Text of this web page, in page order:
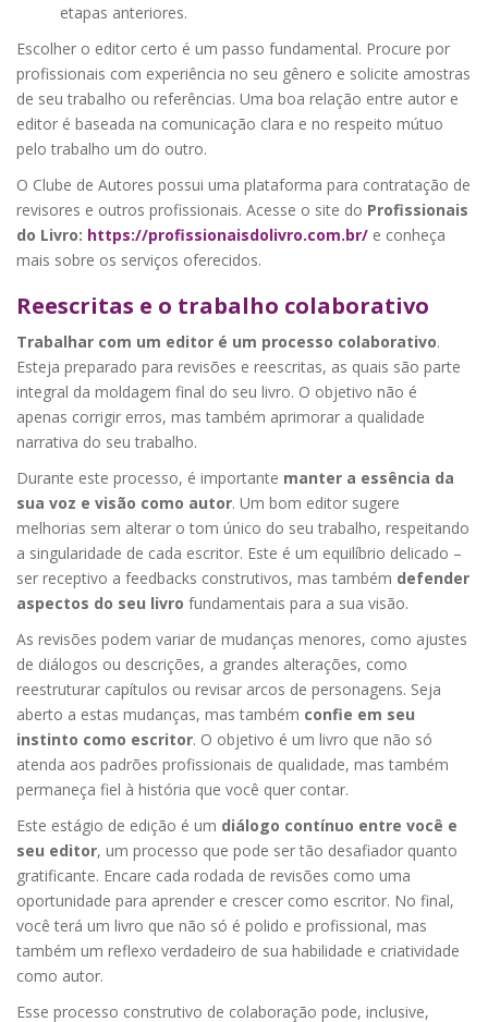
etapas anteriores.
Escolher o editor certo é um passo fundamental. Procure por
profissionais com experiência no seu gênero e solicite amostras
de seu trabalho ou referências. Uma boa relação entre autor e
editor é baseada na comunicação clara e no respeito mútuo
pelo trabalho um do outro.
O Clube de Autores possui uma plataforma para contratação de
revisores e outros profissionais. Acesse o site do Profissionais
do Livro: https://profissionaisdolivro.com.br/ e conheça
mais sobre os serviços oferecidos.
Reescritas e o trabalho colaborativo
Trabalhar com um editor é um processo colaborativo.
Esteja preparado para revisões e reescritas, as quais são parte
integral da moldagem final do seu livro. O objetivo não é
apenas corrigir erros, mas também aprimorar a qualidade
narrativa do seu trabalho.
Durante este processo, é importante manter a essência da
sua voz e visão como autor. Um bom editor sugere
melhorias sem alterar o tom único do seu trabalho, respeitando
a singularidade de cada escritor. Este é um equilíbrio delicado –
ser receptivo a feedbacks construtivos, mas também defender
aspectos do seu livro fundamentais para a sua visão.
As revisões podem variar de mudanças menores, como ajustes
de diálogos ou descrições, a grandes alterações, como
reestruturar capítulos ou revisar arcos de personagens. Seja
aberto a estas mudanças, mas também confie em seu
instinto como escritor. O objetivo é um livro que não só
atenda aos padrões profissionais de qualidade, mas também
permaneça fiel à história que você quer contar.
Este estágio de edição é um diálogo contínuo entre você e
seu editor, um processo que pode ser tão desafiador quanto
gratificante. Encare cada rodada de revisões como uma
oportunidade para aprender e crescer como escritor. No final,
você terá um livro que não só é polido e profissional, mas
também um reflexo verdadeiro de sua habilidade e criatividade
como autor.
Esse processo construtivo de colaboração pode, inclusive,